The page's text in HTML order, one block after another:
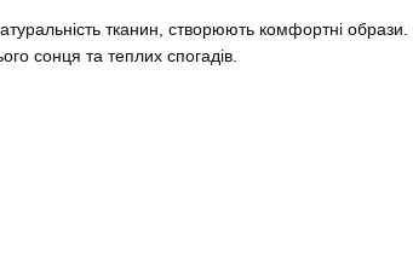
тканин, створюють комфортні образи.
сонця та теплих спогадів.